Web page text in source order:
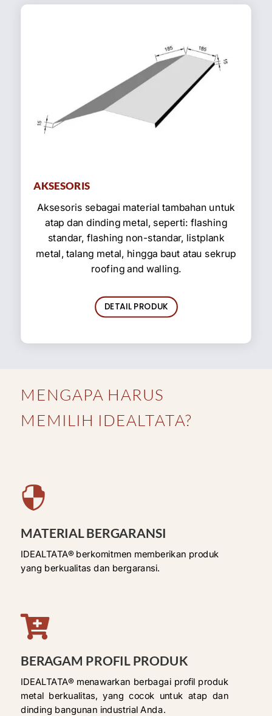
AKSESORIS
Aksesoris sebagai material tambahan untuk
atap dan dinding metal, seperti: flashing
standar, flashing non-standar, listplank
metal, talang metal, hingga baut atau sekrup
roofing and walling.
DETAIL PRODUK
MENGAPA HARUS
MEMILIH IDEALTATA?

MATERIAL BERGARANSI
IDEALTATA® berkomitmen memberikan produk
yang berkualitas dan bergaransi.

BERAGAM PROFIL PRODUK
IDEALTATA® menawarkan berbagai profil produk
metal berkualitas, yang cocok untuk atap dan
dinding bangunan industrial Anda.